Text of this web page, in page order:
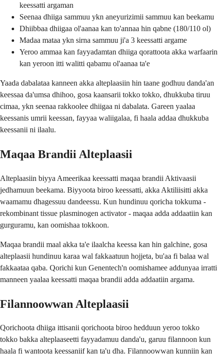
keessatti argaman
Seenaa dhiiga sammuu ykn aneyurizimii sammuu kan beekamu
Dhiibbaa dhiigaa ol'aanaa kan to'annaa hin qabne (180/110 ol)
Madaa mataa ykn sirna sammuu ji'a 3 keessatti argame
Yeroo ammaa kan fayyadamtan dhiiga qorattoota akka warfaarin
kan yeroon itti walitti qabamu ol'aanaa ta'e
Yaada dabalataa kanneen akka alteplaasiin hin taane godhuu danda'an
keessaa da'umsa dhihoo, gosa kaansarii tokko tokko, dhukkuba tiruu
cimaa, ykn seenaa rakkoolee dhiigaa ni dabalata. Gareen yaalaa
keessanis umrii keessan, fayyaa waliigalaa, fi haala addaa dhukkuba
keessanii ni ilaalu.
Maqaa Brandii Alteplaasii
Alteplaasiin biyya Ameerikaa keessatti maqaa brandii Aktivaasii
jedhamuun beekama. Biyyoota biroo keessatti, akka Aktiliisitti akka
waamamu dhagessuu dandeessu. Kun hundinuu qoricha tokkuma -
rekombinant tissue plasminogen activator - maqaa adda addaatiin kan
gurguramu, kan oomishaa tokkoon.
Maqaa brandii maal akka ta'e ilaalcha keessa kan hin galchine, gosa
alteplaasii hundinuu karaa wal fakkaatuun hojjeta, bu'aa fi balaa wal
fakkaataa qaba. Qorichi kun Genentech'n oomishamee addunyaa irratti
manneen yaalaa keessatti maqaa brandii adda addaatiin argama.
Filannoowwan Alteplaasii
Qorichoota dhiiga ittisanii qorichoota biroo hedduun yeroo tokko
tokko bakka alteplaaseetti fayyadamuu danda'u, garuu filannoon kun
haala fi wantoota keessaniif kan ta'u dha. Filannoowwan kunniin kan